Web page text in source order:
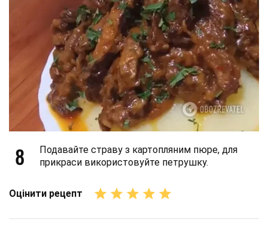
8
Подавайте страву з картопляним пюре, для
прикраси використовуйте петрушку.
Оцінити рецепт